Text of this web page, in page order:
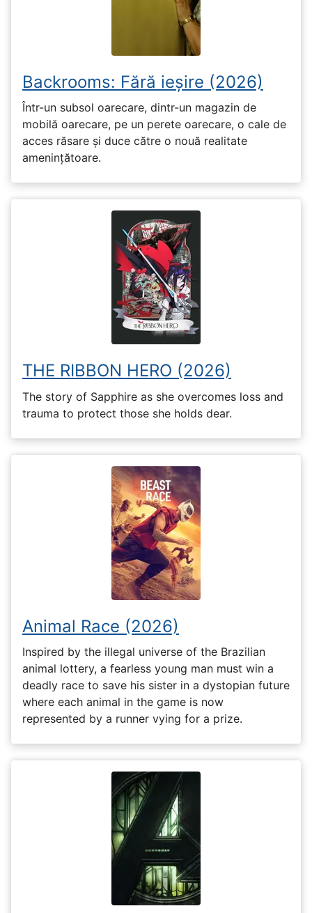
Backrooms: Fără ieșire (2026)
Într-un subsol oarecare, dintr-un magazin de
mobilă oarecare, pe un perete oarecare, o cale de
acces răsare și duce către o nouă realitate
amenințătoare.
THE RIBBON HERO (2026)
The story of Sapphire as she overcomes loss and
trauma to protect those she holds dear.
Animal Race (2026)
Inspired by the illegal universe of the Brazilian
animal lottery, a fearless young man must win a
deadly race to save his sister in a dystopian future
where each animal in the game is now
represented by a runner vying for a prize.